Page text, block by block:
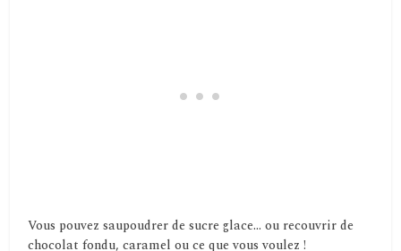
Vous pouvez saupoudrer de sucre glace… ou recouvrir de
chocolat fondu, caramel ou ce que vous voulez !